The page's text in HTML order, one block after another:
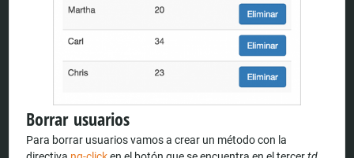
Borrar usuarios
Para borrar usuarios vamos a crear un método con la